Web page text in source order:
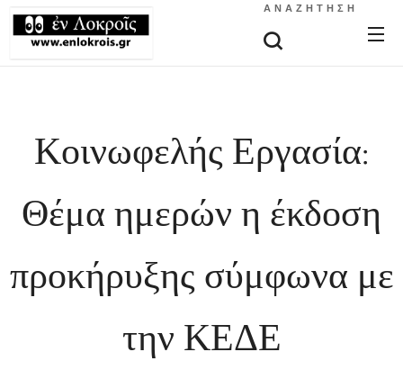
ΑΝΑΖΉΤΗΣΗ
Κοινωφελής Εργασία:
Θέμα ημερών η έκδοση
προκήρυξης σύμφωνα με
την ΚΕΔΕ